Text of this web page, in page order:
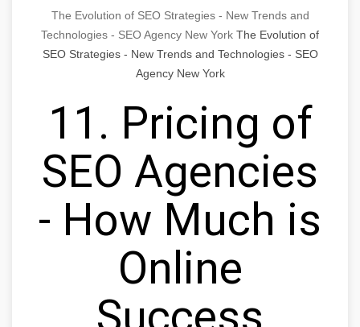
The Evolution of SEO Strategies - New Trends and
Technologies - SEO Agency New York The Evolution of
SEO Strategies - New Trends and Technologies - SEO
Agency New York
11. Pricing of
SEO Agencies
- How Much is
Online
Success